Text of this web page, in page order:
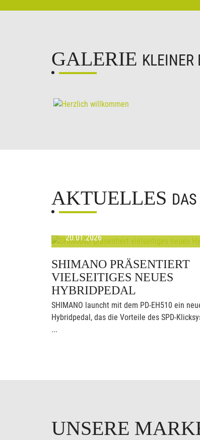
GALERIE KLEINER
AKTUELLES
20.01.2026
SHIMANO PRÄSENTIERT
VIELSEITIGES NEUES
HYBRIDPEDAL
SHIMANO launcht mit dem PD-EH510 ein
Hybridpedal, das die Vorteile des SPD-
...
UNSERE